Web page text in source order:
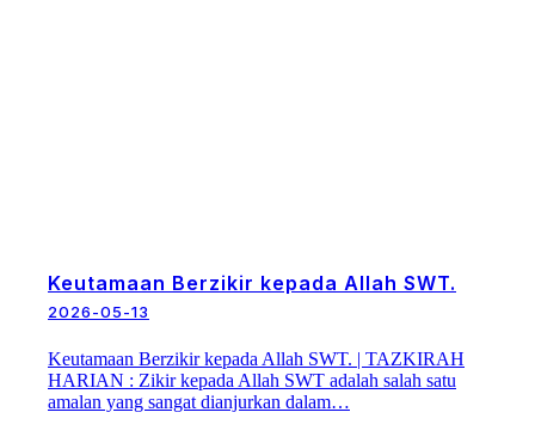
Keutamaan Berzikir kepada Allah SWT.
2026-05-13
Keutamaan Berzikir kepada Allah SWT. | TAZKIRAH
HARIAN : Zikir kepada Allah SWT adalah salah satu
amalan yang sangat dianjurkan dalam…